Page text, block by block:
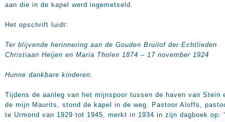
aan die in de kapel werd ingemetseld.
Het opschrift luidt:
Ter blijvende herinnering aan de Gouden Bruilof der Echtlieden
Christiaan Heijen en Maria Tholen 1874 – 17 november 1924
Hunne dankbare kinderen.
Tijdens de aanleg van het mijnspoor tussen de haven van Stein
de mijn Maurits, stond de kapel in de weg. Pastoor Aloffs,
te Urmond van 1929 tot 1945, merkt in 1934 in zijn dagboek op: